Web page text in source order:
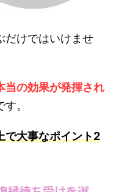
だけではいけませ
当の効果が発揮され
。
で大事なポイント2